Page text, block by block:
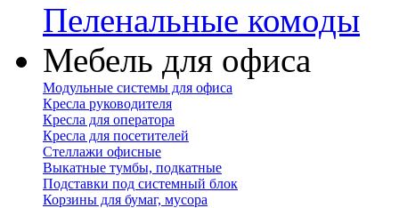
Пеленальные комоды
Мебель для офиса
Модульные системы для офиса
Кресла руководителя
Кресла для оператора
Кресла для посетителей
Стеллажи офисные
Выкатные тумбы, подкатные
Подставки под системный блок
Корзины для бумаг, мусора